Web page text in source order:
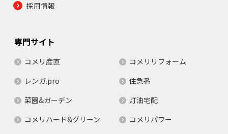
採用情報
専門サイト
コメリ産直
コメリリフォーム
レンガ.pro
住急番
菜園&ガーデン
灯油宅配
コメリハード&グリーン
コメリパワー